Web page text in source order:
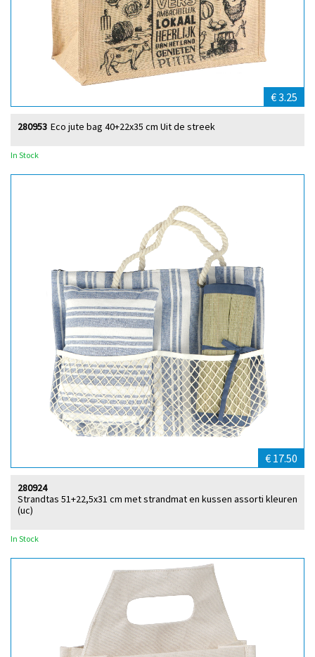
€ 3.25
Eco jute bag 40+22x35 cm Uit de streek
280953
In Stock
€ 17.50
Strandtas 51+22,5x31 cm met strandmat en kussen assorti kleuren
(uc)
280924
In Stock